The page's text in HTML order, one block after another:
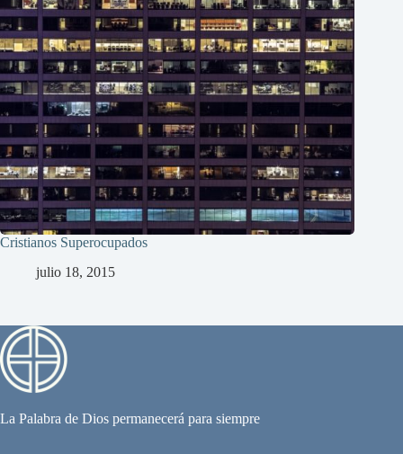
Cristianos Superocupados
julio 18, 2015
La Palabra de Dios permanecerá para siempre